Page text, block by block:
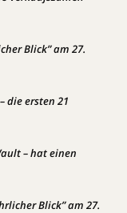
Blick” am 27.
die ersten 21
– hat einen
Blick” am 27.